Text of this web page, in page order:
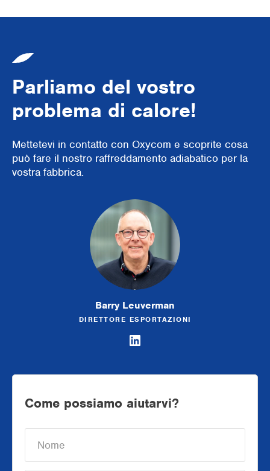
Parliamo del vostro
problema di calore!
Mettetevi in contatto con Oxycom e scoprite cosa
può fare il nostro raffreddamento adiabatico per la
vostra fabbrica.
Barry Leuverman
DIRETTORE ESPORTAZIONI
Come possiamo aiutarvi?